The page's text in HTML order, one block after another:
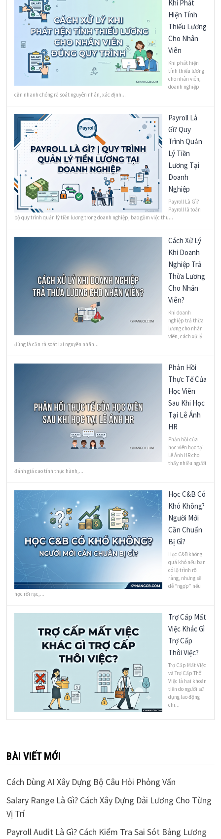
Khi Phát
Hiện Tính
Thiếu Lương
Cho Nhân
Viên
Khi phát hiện
tính thiếu lương
cho nhân viên,
doanh nghiệp
cần nhanh chóng rà soát nguyên nhân, xác định...
Payroll Là
Gì? Quy
Trình Quản
Lý Tiền
Lương Tại
Doanh
Nghiệp
Payroll Là Gì?
Payroll là toàn
bộ quy trình quản lý tiền lương trong doanh nghiệp, bao gồm việc thu...
Cách Xử Lý
Khi Doanh
Nghiệp Trả
Thừa Lương
Cho Nhân
Viên?
Khi doanh
nghiệp trả thừa
lương cho nhân
viên, cách xử lý
đúng là cần rà soát lại nguyên nhân...
Phản Hồi
Thực Tế Của
Học Viên
Sau Khi Học
Tại Lê Ánh
HR
Phản hồi của
học viên học tại
Lê Ánh HR cho
thấy nhiều người
đánh giá cao tính thực hành,...
Học C&B Có
Khó Không?
Người Mới
Cần Chuẩn
Bị Gì?
Học C&B không
quá khó nếu bạn
có lộ trình rõ
ràng, nhưng sẽ
dễ “ngợp” nếu
học rời rạc,...
Trợ Cấp Mất
Việc Khác Gì
Trợ Cấp
Thôi Việc?
Trợ Cấp Mất Việc
và Trợ Cấp Thôi
Việc là hai khoản
tiền do người sử
dụng lao động
chi...
BÀI VIẾT MỚI
Cách Dùng AI Xây Dựng Bộ Câu Hỏi Phỏng Vấn
Salary Range Là Gì? Cách Xây Dựng Dải Lương Cho Từng
Vị Trí
Payroll Audit Là Gì? Cách Kiểm Tra Sai Sót Bảng Lương